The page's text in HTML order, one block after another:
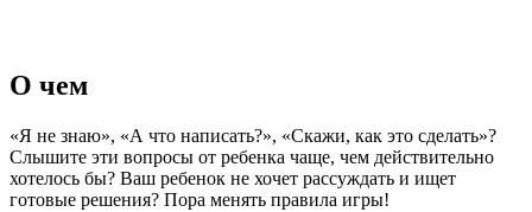
О чем
«Я не знаю», «А что написать?», «Скажи, как это сделать»?
Слышите эти вопросы от ребенка чаще, чем действительно
хотелось бы? Ваш ребенок не хочет рассуждать и ищет
готовые решения? Пора менять правила игры!